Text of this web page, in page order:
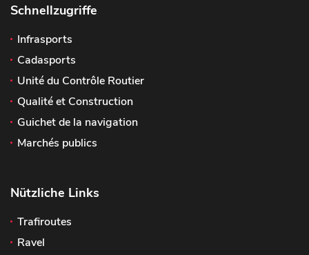
Schnellzugriffe
Infrasports
Cadasports
Unité du Contrôle Routier
Qualité et Construction
Guichet de la navigation
Marchés publics
Nützliche Links
Trafiroutes
Ravel